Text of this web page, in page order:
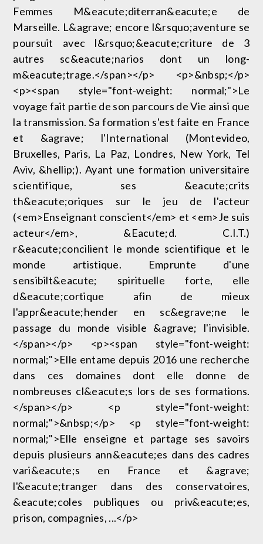
Femmes M&eacute;diterran&eacute;e de
Marseille. L&agrave; encore l&rsquo;aventure se
poursuit avec l&rsquo;&eacute;criture de 3
autres sc&eacute;narios dont un long-
m&eacute;trage.</span></p> <p>&nbsp;</p>
<p><span style="font-weight: normal;">Le
voyage fait partie de son parcours de Vie ainsi que
la transmission. Sa formation s'est faite en France
et &agrave; l'International (Montevideo,
Bruxelles, Paris, La Paz, Londres, New York, Tel
Aviv, &hellip;). Ayant une formation universitaire
scientifique, ses &eacute;crits
th&eacute;oriques sur le jeu de l'acteur
(<em>Enseignant conscient</em> et <em>Je suis
acteur</em>, &Eacute;d. C.I.T.)
r&eacute;concilient le monde scientifique et le
monde artistique. Emprunte d'une
sensibilt&eacute; spirituelle forte, elle
d&eacute;cortique afin de mieux
l'appr&eacute;hender en sc&egrave;ne le
passage du monde visible &agrave; l'invisible.
</span></p> <p><span style="font-weight:
normal;">Elle entame depuis 2016 une recherche
dans ces domaines dont elle donne de
nombreuses cl&eacute;s lors de ses formations.
</span></p> <p style="font-weight:
normal;">&nbsp;</p> <p style="font-weight:
normal;">Elle enseigne et partage ses savoirs
depuis plusieurs ann&eacute;es dans des cadres
vari&eacute;s en France et &agrave;
l'&eacute;tranger dans des conservatoires,
&eacute;coles publiques ou priv&eacute;es,
prison, compagnies, ...</p>